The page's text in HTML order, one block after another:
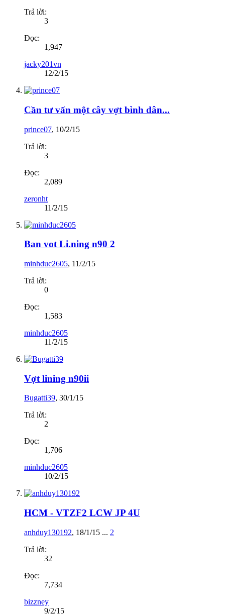
Trả lời:
3
Đọc:
1,947
jacky201vn
12/2/15
Cần tư vấn một cây vợt bình dân...
prince07, 10/2/15
Trả lời:
3
Đọc:
2,089
zeronht
11/2/15
Ban vot Li.ning n90 2
minhduc2605, 11/2/15
Trả lời:
0
Đọc:
1,583
minhduc2605
11/2/15
Vợt lining n90ii
Bugatti39, 30/1/15
Trả lời:
2
Đọc:
1,706
minhduc2605
10/2/15
HCM - VTZF2 LCW JP 4U
anhduy130192, 18/1/15 ... 2
Trả lời:
32
Đọc:
7,734
bizzney
9/2/15